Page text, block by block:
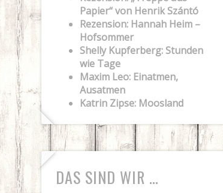
Papier“ von Henrik Szántó
Rezension: Hannah Heim –
Hofsommer
Shelly Kupferberg: Stunden
wie Tage
Maxim Leo: Einatmen,
Ausatmen
Katrin Zipse: Moosland
DAS SIND WIR …